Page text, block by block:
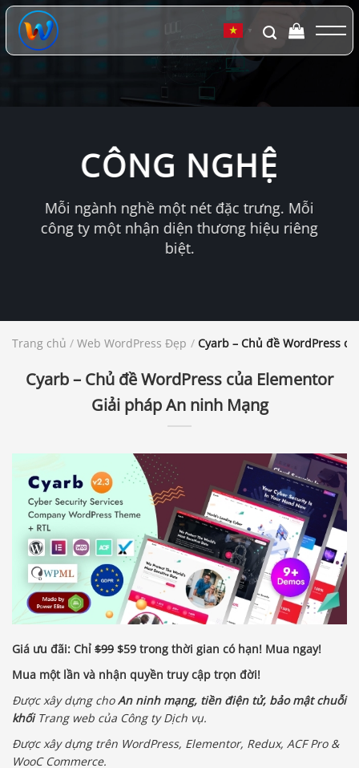
Chuyển
đến
dung
▼
CÔNG NGHỆ
Mỗi ngành nghề một nét đặc trưng. Mỗi
công ty một nhận diện thương hiệu riêng
biệt.
Trang chủ / Web WordPress Đẹp / Cyarb – Chủ đề WordPress
Cyarb – Chủ đề WordPress của Elementor
Giải pháp An ninh Mạng
Giá ưu đãi: Chỉ $99 $59 trong thời gian có hạn! Mua ngay!
Mua một lần và nhận quyền truy cập trọn đời!
Được xây dựng choAn ninh mạng, tiền điện tử, bảo mật chuỗi
khốiTrang web của Công ty Dịch vụ.
Được xây dựng trên WordPress, Elementor, Redux, ACF Pro &
WooC Commerce.